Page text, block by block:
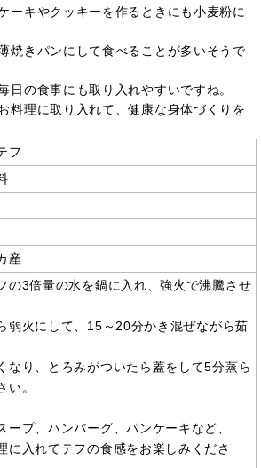
ーキやクッキーを作るときにも小麦粉に
焼きパンにして食べることが多いそうで
日の食事にも取り入れやすいですね。
料理に取り入れて、健康な身体づくりを
フ
産
の3倍量の水を鍋に入れ、強火で沸騰させ
弱火にして、15～20分かき混ぜながら茹
なり、とろみがついたら蓋をして5分蒸ら
い。
ープ、ハンバーグ、パンケーキなど、
に入れてテフの食感をお楽しみくださ